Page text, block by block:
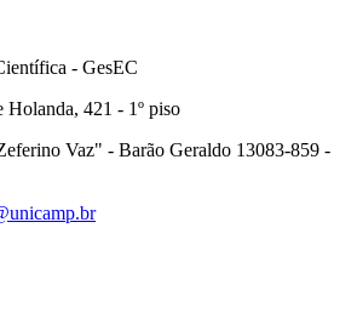
- GesEC
Holanda, 421 - 1º piso
Vaz" - Barão Geraldo 13083-859 -